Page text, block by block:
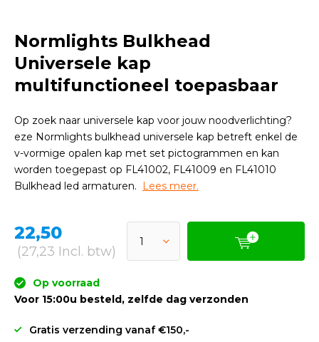
Normlights Bulkhead
Universele kap
multifunctioneel toepasbaar
Op zoek naar universele kap voor jouw noodverlichting?
eze Normlights bulkhead universele kap betreft enkel de
v-vormige opalen kap met set pictogrammen en kan
worden toegepast op FL41002, FL41009 en FL41010
Bulkhead led armaturen. Lees meer.
22,50
(27,23 Incl. btw)
Op voorraad
Voor 15:00u besteld, zelfde dag verzonden
Gratis verzending vanaf €150,-